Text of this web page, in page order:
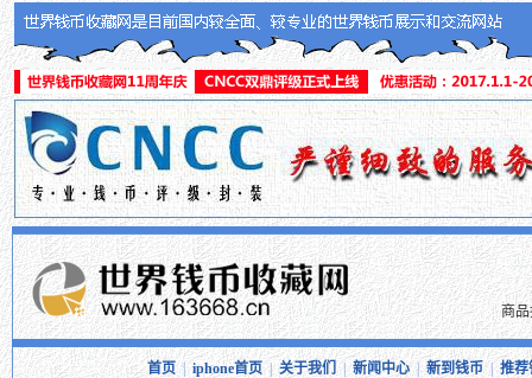
商
首页| iphone首页|关于我们 |新闻中心| 新到钱币|推荐